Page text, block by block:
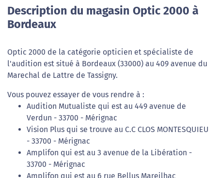
Description du magasin Optic 2000 à
Bordeaux
Optic 2000 de la catégorie opticien et spécialiste de
l'audition est situé à Bordeaux (33000) au 409 avenue du
Marechal de Lattre de Tassigny.
Vous pouvez essayer de vous rendre à :
Audition Mutualiste qui est au 449 avenue de
Verdun - 33700 - Mérignac
Vision Plus qui se trouve au C.C CLOS MONTESQUIEU
- 33700 - Mérignac
Amplifon qui est au 3 avenue de la Libération -
33700 - Mérignac
Amplifon qui est au 6 rue Bellus Mareilhac